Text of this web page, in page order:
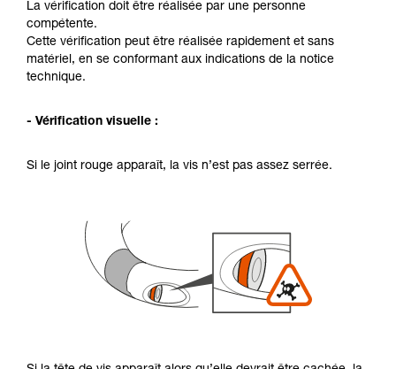
La vérification doit être réalisée par une personne
compétente.
Cette vérification peut être réalisée rapidement et sans
matériel, en se conformant aux indications de la notice
technique.
- Vérification visuelle :
Si le joint rouge apparaît, la vis n’est pas assez serrée.